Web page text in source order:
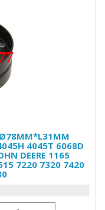
4045T 6068D
DEERE 1165
7220 7320 7420